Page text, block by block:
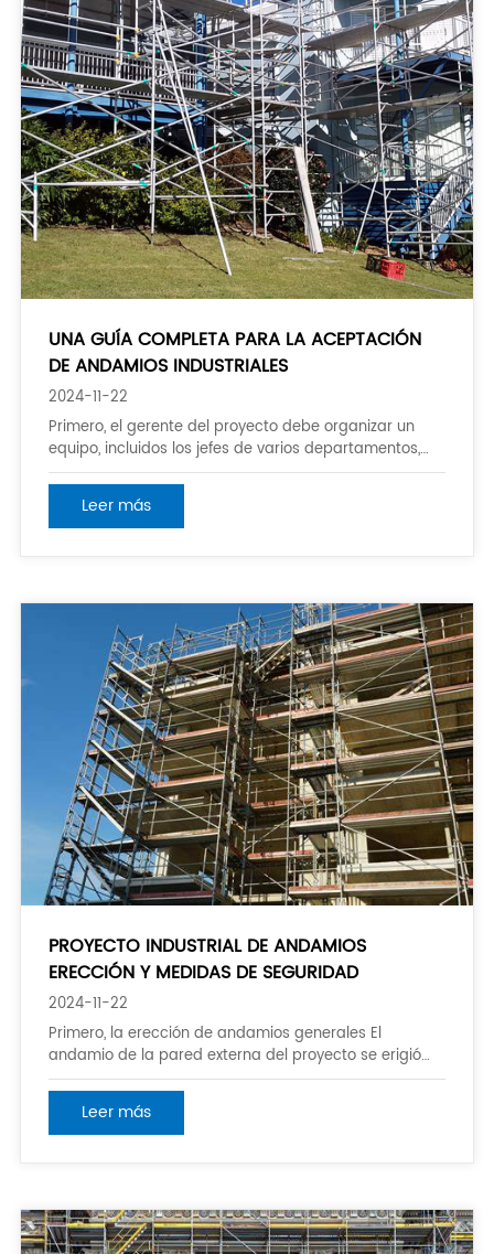
UNA GUÍA COMPLETA PARA LA ACEPTACIÓN
DE ANDAMIOS INDUSTRIALES
2024-11-22
Primero, el gerente del proyecto debe organizar un
equipo, incluidos los jefes de varios departamentos,
como construcción, tecnología y seguridad, para
participar en la aceptación. El andamio se debe erigir
y aceptar en secciones según especificaciones
Leer más
PROYECTO INDUSTRIAL DE ANDAMIOS
ERECCIÓN Y MEDIDAS DE SEGURIDAD
2024-11-22
Primero, la erección de andamios generales El
andamio de la pared externa del proyecto se erigió
con filas dobles de tubos de acero de andamios Φ48 y
sus sujetadores de conexión coincidentes.
Dependiendo de las diferentes partes, se erigió desde
Leer más